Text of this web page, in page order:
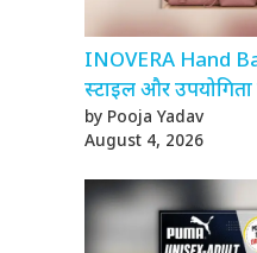
INOVERA Hand
स्टाइल और
by Pooja Yadav
August 4, 2026